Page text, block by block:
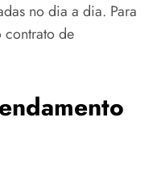
no dia a dia. Para
contrato de